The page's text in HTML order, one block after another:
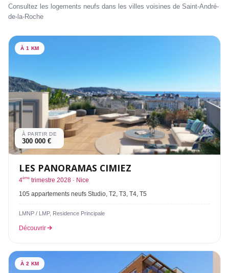
Consultez les logements neufs dans les villes voisines de Saint-André-
de-la-Roche
À 1 KM
À PARTIR DE
300 000 €
LES PANORAMAS CIMIEZ
4ème trimestre 2028 · Nice
105 appartements neufs Studio, T2, T3, T4, T5
LMNP / LMP, Residence Principale
Découvrir
À 2 KM